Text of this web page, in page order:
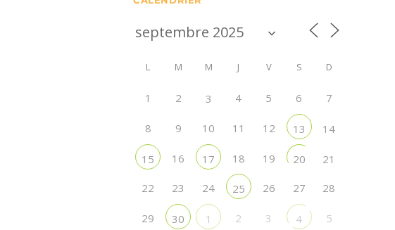
L M M J V S D
1 2 3 4 5 6 7
8 9 10 11 12 13 14
15 16 17 18 19 20 21
22 23 24 25 26 27 28
29 30 1 2 3 4 5